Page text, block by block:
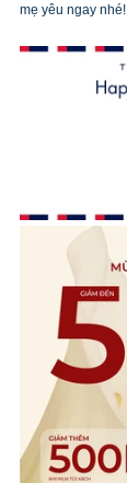
mẹ yêu ngay nhé!